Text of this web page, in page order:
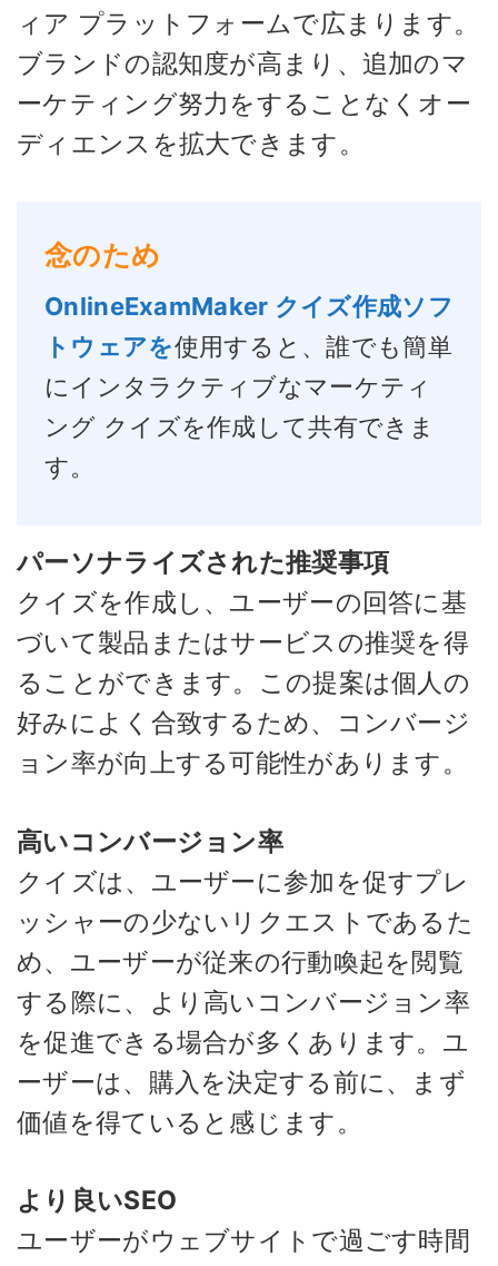
ィア プラットフォームで広まります。
ブランドの認知度が高まり、追加のマ
ーケティング努力をすることなくオー
ディエンスを拡大できます。
念のため
OnlineExamMaker クイズ作成ソフ
トウェアを使用すると、誰でも簡単
にインタラクティブなマーケティ
ング クイズを作成して共有できま
す。
パーソナライズされた推奨事項
クイズを作成し、ユーザーの回答に基
づいて製品またはサービスの推奨を得
ることができます。この提案は個人の
好みによく合致するため、コンバージ
ョン率が向上する可能性があります。
高いコンバージョン率
クイズは、ユーザーに参加を促すプレ
ッシャーの少ないリクエストであるた
め、ユーザーが従来の行動喚起を閲覧
する際に、より高いコンバージョン率
を促進できる場合が多くあります。ユ
ーザーは、購入を決定する前に、まず
価値を得ていると感じます。
より良いSEO
ユーザーがウェブサイトで過ごす時間